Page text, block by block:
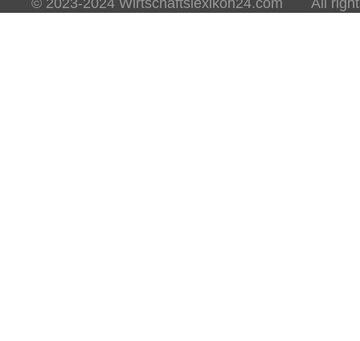
© 2023-2024 Wirtschaftslexikon24.com All